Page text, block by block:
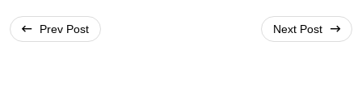
navigation
Prev Post Next Post